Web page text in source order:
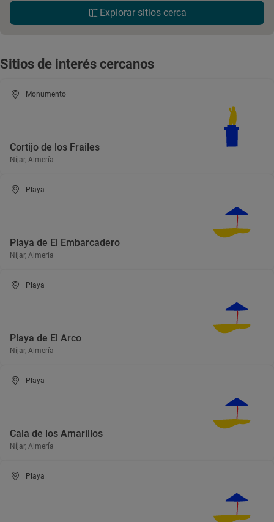
Explorar sitios cerca
Sitios de interés cercanos
Monumento
Cortijo de los Frailes
Níjar, Almería
Playa
Playa de El Embarcadero
Níjar, Almería
Playa
Playa de El Arco
Níjar, Almería
Playa
Cala de los Amarillos
Níjar, Almería
Playa